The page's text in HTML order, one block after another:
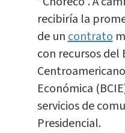
recibiría la
de uncontrato
con recursos del
Económica
servicios de
Presidencial.